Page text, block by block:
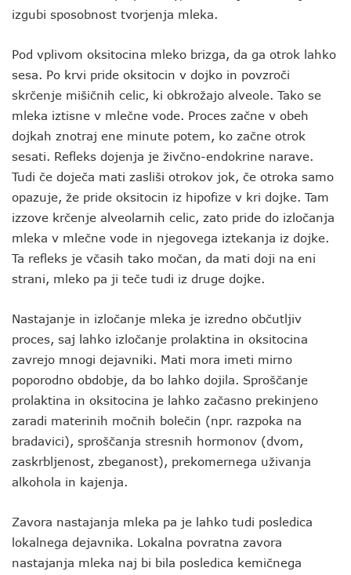
izgubi sposobnost tvorjenja mleka.
Pod vplivom oksitocina mleko brizga, da ga otrok lahko
sesa. Po krvi pride oksitocin v dojko in povzroči
skrčenje mišičnih celic, ki obkrožajo alveole. Tako se
mleka iztisne v mlečne vode. Proces začne v obeh
dojkah znotraj ene minute potem, ko začne otrok
sesati. Refleks dojenja je živčno-endokrine narave.
Tudi če doječa mati zasliši otrokov jok, če otroka samo
opazuje, že pride oksitocin iz hipofize v kri dojke. Tam
izzove krčenje alveolarnih celic, zato pride do izločanja
mleka v mlečne vode in njegovega iztekanja iz dojke.
Ta refleks je včasih tako močan, da mati doji na eni
strani, mleko pa ji teče tudi iz druge dojke.
Nastajanje in izločanje mleka je izredno občutljiv
proces, saj lahko izločanje prolaktina in oksitocina
zavrejo mnogi dejavniki. Mati mora imeti mirno
poporodno obdobje, da bo lahko dojila. Sproščanje
prolaktina in oksitocina je lahko začasno prekinjeno
zaradi materinih močnih bolečin (npr. razpoka na
bradavici), sproščanja stresnih hormonov (dvom,
zaskrbljenost, zbeganost), prekomernega uživanja
alkohola in kajenja.
Zavora nastajanja mleka pa je lahko tudi posledica
lokalnega dejavnika. Lokalna povratna zavora
nastajanja mleka naj bi bila posledica kemičnega